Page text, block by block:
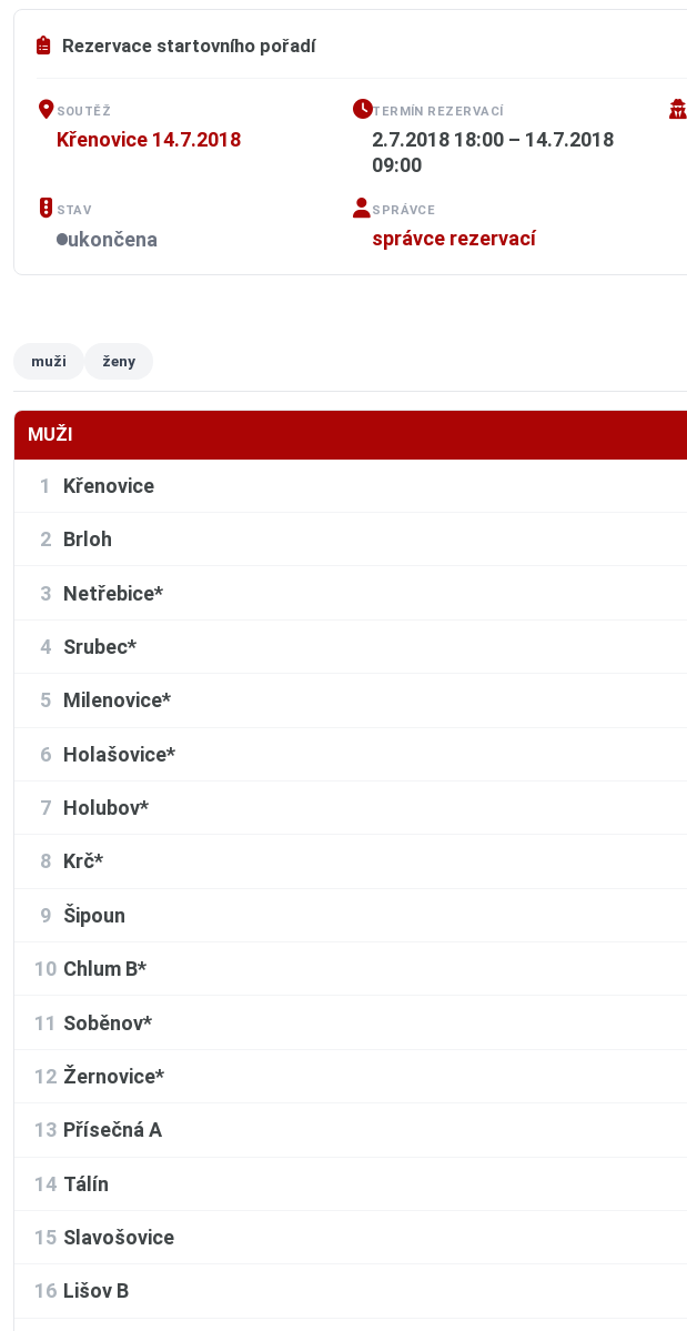
Rezervace startovního pořadí
SOUTĚŽ
Křenovice 14.7.2018
TERMÍN REZERVACÍ
2.7.2018 18:00 – 14.7.2018
09:00
STAV
ukončena
SPRÁVCE
správce rezervací
muži ženy
MUŽI
1 Křenovice
2 Brloh
3 Netřebice*
4 Srubec*
5 Milenovice*
6 Holašovice*
7 Holubov*
8 Krč*
9 Šipoun
10 Chlum B*
11 Soběnov*
12 Žernovice*
13 Přísečná A
14 Tálín
15 Slavošovice
16 Lišov B